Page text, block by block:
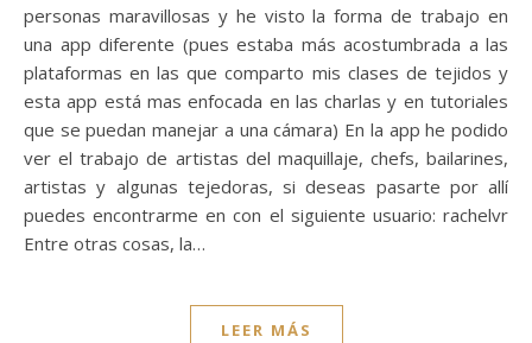
personas maravillosas y he visto la forma de trabajo en
una app diferente (pues estaba más acostumbrada a las
plataformas en las que comparto mis clases de tejidos y
esta app está mas enfocada en las charlas y en tutoriales
que se puedan manejar a una cámara) En la app he podido
ver el trabajo de artistas del maquillaje, chefs, bailarines,
artistas y algunas tejedoras, si deseas pasarte por allí
puedes encontrarme en con el siguiente usuario: rachelvr
Entre otras cosas, la…
LEER MÁS